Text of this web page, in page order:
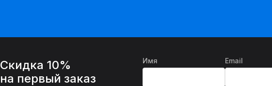
Скидка 10%
на первый заказ
Имя Email